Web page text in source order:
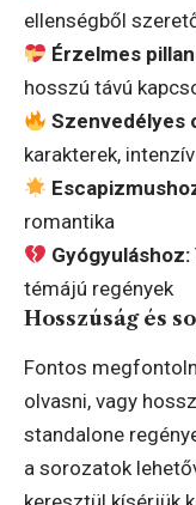
ellenségből
Érzelmes
hosszú távú
Szenvedélyes
karakterek,
romantika
Gyógyuláshoz:
témájú regények
Hosszúság és
Fontos
olvasni, vagy
standalone
a sorozatok